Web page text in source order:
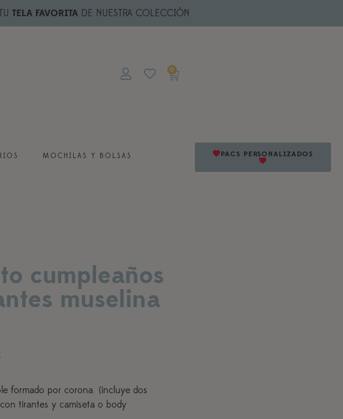
TELA FAVORITA DE NUESTRA COLECCIÓN
0
MOCHILAS Y BOLSAS PACS PERSONALIZADOS
cumpleaños
muselina
formado por corona (incluye dos
tirantes y camiseta o body